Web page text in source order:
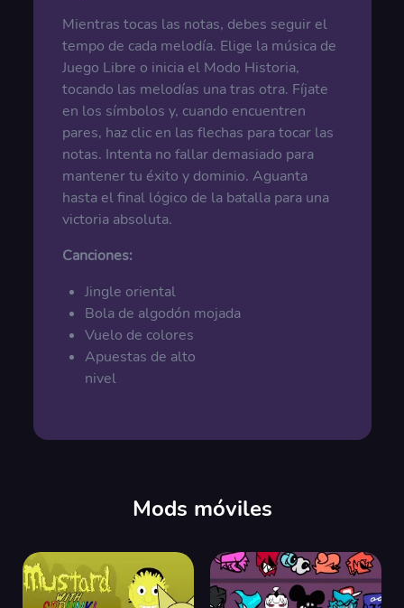
Mientras tocas las notas, debes seguir el
tempo de cada melodía. Elige la música de
Juego Libre o inicia el Modo Historia,
tocando las melodías una tras otra. Fíjate
en los símbolos y, cuando encuentren
pares, haz clic en las flechas para tocar las
notas. Intenta no fallar demasiado para
mantener tu éxito y dominio. Aguanta
hasta el final lógico de la batalla para una
victoria absoluta.
Canciones:
Jingle oriental
Bola de algodón mojada
Vuelo de colores
Apuestas de alto
nivel
Mods móviles